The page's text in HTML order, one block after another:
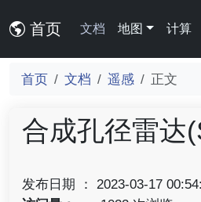
首页 文档 地图 计算
首页 文档 遥感 正文
合成孔径雷达
发布日期 ： 2023-03-17